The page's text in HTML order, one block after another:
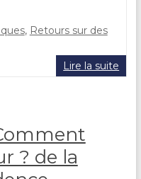
, Retours sur des
Lire la suite
? de la